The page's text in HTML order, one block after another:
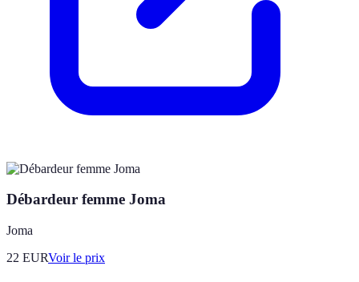
Débardeur femme Joma
Joma
22 EURVoir le prix